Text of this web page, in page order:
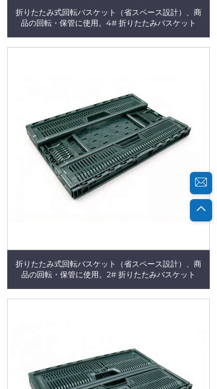
折りたたみ式回転バスケット（省スペース設計）、商
品の回転・保管に使用。4# 折りたたみバスケット
折りたたみ式回転バスケット（省スペース設計）、商
品の回転・保管に使用。2# 折りたたみバスケット